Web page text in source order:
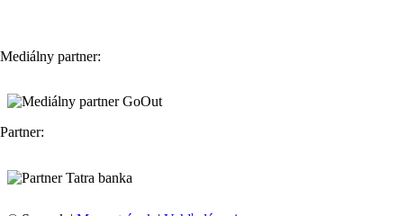
Mediálny partner:
Partner: